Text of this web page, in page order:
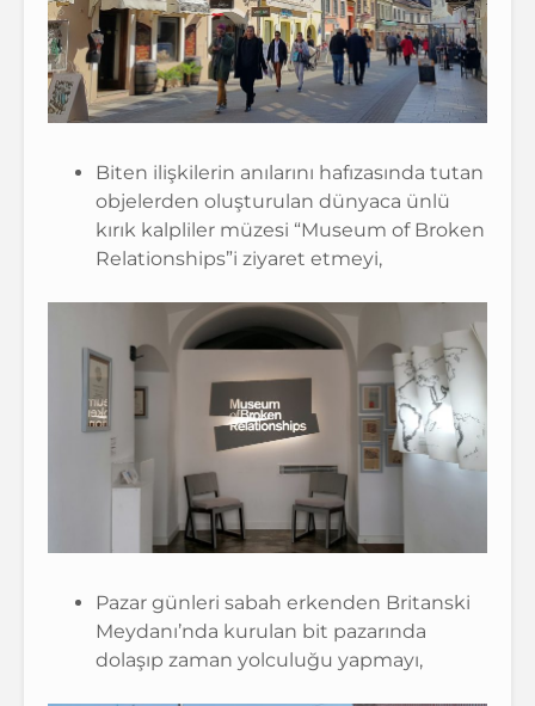
Biten ilişkilerin anılarını hafızasında tutan
objelerden oluşturulan dünyaca ünlü
kırık kalpliler müzesi “Museum of Broken
Relationships”i ziyaret etmeyi,
Pazar günleri sabah erkenden Britanski
Meydanı’nda kurulan bit pazarında
dolaşıp zaman yolculuğu yapmayı,